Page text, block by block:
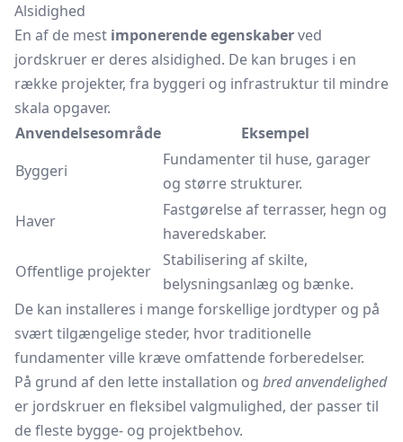
Alsidighed
En af de mest imponerende egenskaberved
jordskruer er deres alsidighed. De kan bruges i en
række projekter, fra byggeri og infrastruktur til mindre
skala opgaver.
Anvendelsesområde
Eksempel
Byggeri
Fundamenter til huse, garager
og større strukturer.
Haver
Fastgørelse af terrasser, hegn og
haveredskaber.
Offentlige projekter
Stabilisering af skilte,
belysningsanlæg og bænke.
De kan installeres i mange forskellige jordtyper og på
svært tilgængelige steder, hvor traditionelle
fundamenter ville kræve omfattende forberedelser.
På grund af den lette installation og bred anvendelighed
er jordskruer en fleksibel valgmulighed, der passer til
de fleste bygge- og projektbehov.